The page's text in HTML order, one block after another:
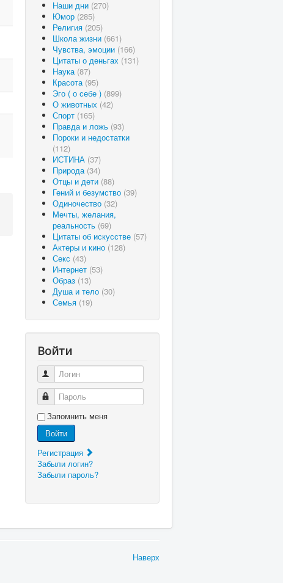
Наши дни (270)
Юмор (285)
Религия (205)
Школа жизни (661)
Чувства, эмоции (166)
Цитаты о деньгах (131)
Наука (87)
Красота (95)
Эго ( о себе ) (899)
О животных (42)
Спорт (165)
Правда и ложь (93)
Пороки и недостатки
(112)
ИСТИНА (37)
Природа (34)
Отцы и дети (88)
Гений и безумство (39)
Одиночество (32)
Мечты, желания,
реальность (69)
Цитаты об искусстве (57)
Актеры и кино (128)
Секс (43)
Интернет (53)
Образ (13)
Душа и тело (30)
Семья (19)
Войти
Логин
Пароль
Запомнить меня
Войти
Регистрация
Забыли логин?
Забыли пароль?
Наверх